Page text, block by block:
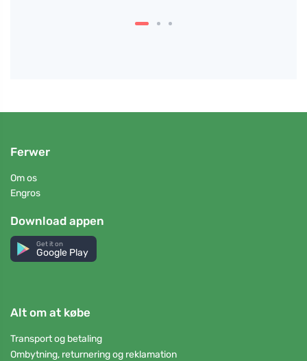
Ferwer
Om os
Engros
Download appen
Get it on
Google Play
Alt om at købe
Transport og betaling
Ombytning, returnering og reklamation